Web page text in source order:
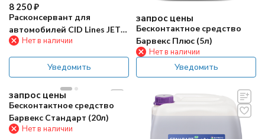
8 250₽
Расконсервант для
автомобилей CID Lines JET
CLEAN SUPER 25л
Нет в наличии
Уведомить
запрос цены
Бесконтактное средство
Барвекс Плюс (5л)
Нет в наличии
Уведомить
запрос цены
Бесконтактное средство
Барвекс Стандарт (20л)
Нет в наличии